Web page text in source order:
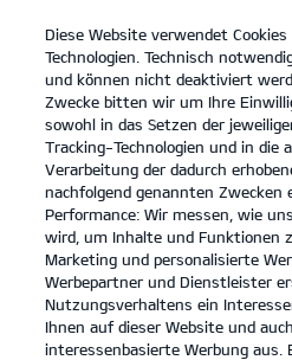
open
menu
Diese Website verwendet
Technologien. Technisch
und können nicht deaktiviert
Zwecke bitten wir um Ihre
sowohl in das Setzen der
Tracking-Technologien und in die
Verarbeitung der dadurch
nachfolgend genannten Zwecken
Performance: Wir messen, wie
wird, um Inhalte und Funktionen
Marketing und personalisierte
Werbepartner und Dienstleister
Nutzungsverhaltens ein
Ihnen auf dieser Website und
interessenbasierte Werbung aus.